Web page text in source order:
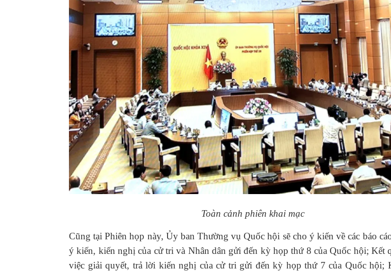
Toàn cảnh phiên khai mạc
Cũng tại Phiên họp này, Ủy ban Thường vụ Quốc hội sẽ cho ý kiến về các báo
ý kiến, kiến nghị của cử tri và Nhân dân gửi đến kỳ họp thứ 8 của Quốc hội; Kết
việc giải quyết, trả lời kiến nghị của cử tri gửi đến kỳ họp thứ 7 của Quốc hội;